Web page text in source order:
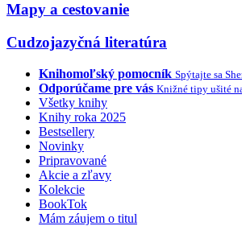
Mapy a cestovanie
Cudzojazyčná literatúra
Knihomoľský pomocník Spýtajte sa
Odporúčame pre vás Knižné tipy ušité
Všetky knihy
Knihy roka 2025
Bestsellery
Novinky
Pripravované
Akcie a zľavy
Kolekcie
BookTok
Mám záujem o titul